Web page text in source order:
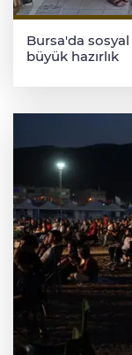
Bursa'da
büyük hazırlık